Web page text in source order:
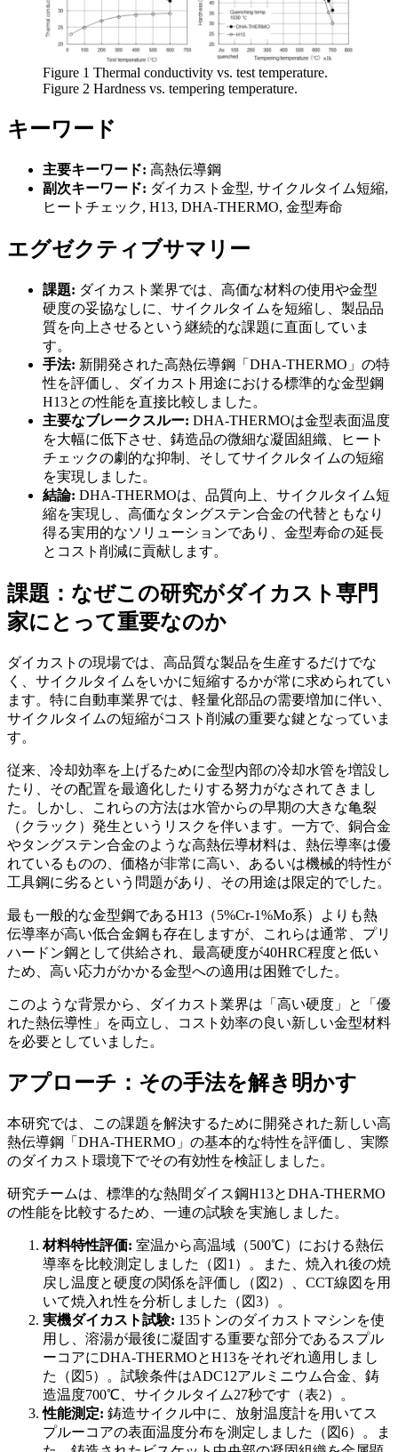
Figure 1 Thermal conductivity vs. test temperature.
Figure 2 Hardness vs. tempering temperature.
キーワード
主要キーワード: 高熱伝導鋼
副次キーワード: ダイカスト金型, サイクルタイム短縮,
ヒートチェック, H13, DHA-THERMO, 金型寿命
エグゼクティブサマリー
課題: ダイカスト業界では、高価な材料の使用や金型
硬度の妥協なしに、サイクルタイムを短縮し、製品品
質を向上させるという継続的な課題に直面していま
す。
手法: 新開発された高熱伝導鋼「DHA-THERMO」の特
性を評価し、ダイカスト用途における標準的な金型鋼
H13との性能を直接比較しました。
主要なブレークスルー: DHA-THERMOは金型表面温度
を大幅に低下させ、鋳造品の微細な凝固組織、ヒート
チェックの劇的な抑制、そしてサイクルタイムの短縮
を実現しました。
結論: DHA-THERMOは、品質向上、サイクルタイム短
縮を実現し、高価なタングステン合金の代替ともなり
得る実用的なソリューションであり、金型寿命の延長
とコスト削減に貢献します。
課題：なぜこの研究がダイカスト専門
家にとって重要なのか
ダイカストの現場では、高品質な製品を生産するだけでな
く、サイクルタイムをいかに短縮するかが常に求められてい
ます。特に自動車業界では、軽量化部品の需要増加に伴い、
サイクルタイムの短縮がコスト削減の重要な鍵となっていま
す。
従来、冷却効率を上げるために金型内部の冷却水管を増設し
たり、その配置を最適化したりする努力がなされてきまし
た。しかし、これらの方法は水管からの早期の大きな亀裂
（クラック）発生というリスクを伴います。一方で、銅合金
やタングステン合金のような高熱伝導材料は、熱伝導率は優
れているものの、価格が非常に高い、あるいは機械的特性が
工具鋼に劣るという問題があり、その用途は限定的でした。
最も一般的な金型鋼であるH13（5%Cr-1%Mo系）よりも熱
伝導率が高い低合金鋼も存在しますが、これらは通常、プリ
ハードン鋼として供給され、最高硬度が40HRC程度と低い
ため、高い応力がかかる金型への適用は困難でした。
このような背景から、ダイカスト業界は「高い硬度」と「優
れた熱伝導性」を両立し、コスト効率の良い新しい金型材料
を必要としていました。
アプローチ：その手法を解き明かす
本研究では、この課題を解決するために開発された新しい高
熱伝導鋼「DHA-THERMO」の基本的な特性を評価し、実際
のダイカスト環境下でその有効性を検証しました。
研究チームは、標準的な熱間ダイス鋼H13とDHA-THERMO
の性能を比較するため、一連の試験を実施しました。
材料特性評価: 室温から高温域（500℃）における熱伝
導率を比較測定しました（図1）。また、焼入れ後の焼
戻し温度と硬度の関係を評価し（図2）、CCT線図を用
いて焼入れ性を分析しました（図3）。
実機ダイカスト試験: 135トンのダイカストマシンを使
用し、溶湯が最後に凝固する重要な部分であるスプル
ーコアにDHA-THERMOとH13をそれぞれ適用しまし
た（図5）。試験条件はADC12アルミニウム合金、鋳
造温度700℃、サイクルタイム27秒です（表2）。
性能測定: 鋳造サイクル中に、放射温度計を用いてス
プルーコアの表面温度分布を測定しました（図6）。ま